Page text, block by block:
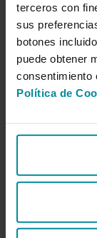
terceros con
sus
botones
puede obtener
consentimiento
Política de
Ochoa